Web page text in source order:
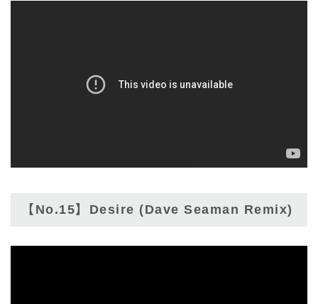
【No.15】Desire (Dave Seaman Remix)